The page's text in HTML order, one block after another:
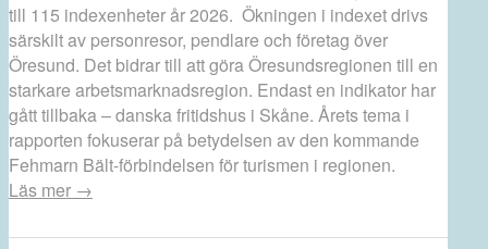
till 115 indexenheter år 2026. Ökningen i indexet drivs
särskilt av personresor, pendlare och företag över
Öresund. Det bidrar till att göra Öresundsregionen till en
starkare arbetsmarknadsregion. Endast en indikator har
gått tillbaka – danska fritidshus i Skåne. Årets tema i
rapporten fokuserar på betydelsen av den kommande
Fehmarn Bält-förbindelsen för turismen i regionen.
Läs mer →